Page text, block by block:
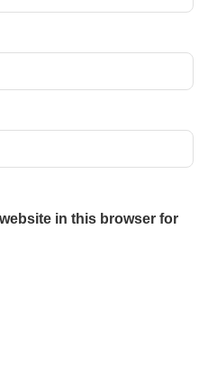
in this browser for